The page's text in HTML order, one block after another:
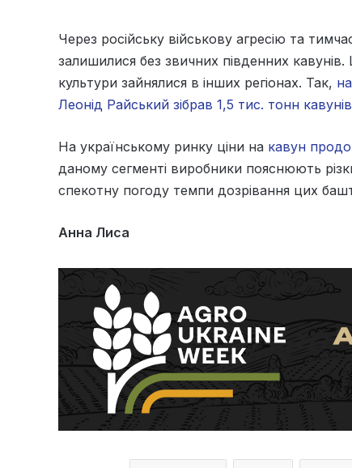
Через російську військову агресію та
залишилися без звичних південних
культури зайнялися в інших регіонах. Так,
Леонід Райський зібрав 1,5 тис. тонн
На українському ринку ціни на кавун
даному сегменті виробники пояснюють
спекотну погоду темпи дозрівання цих
Анна Лиса